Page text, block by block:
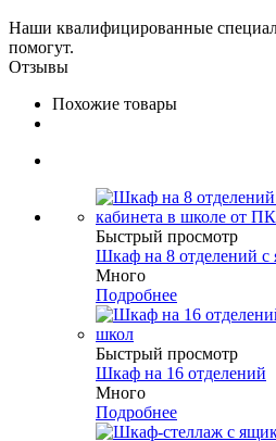
Наши квалифицированные
помогут.
Отзывы
Похожие товары
Быстрый просмотр
Шкаф на 8 отделений с
Много
Подробнее
Быстрый просмотр
Шкаф на 16 отделений
Много
Подробнее